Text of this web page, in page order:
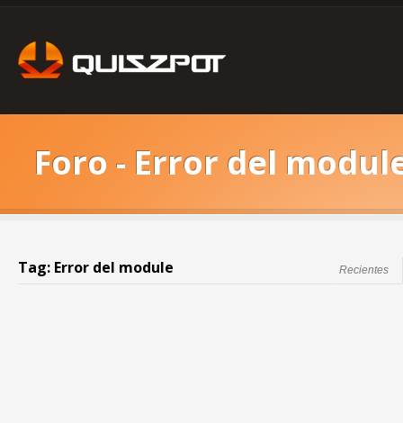
Foro - Error del
Tag: Error del module Recientes